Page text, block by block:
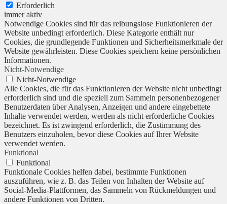
Erforderlich
immer aktiv
Notwendige Cookies sind für das reibungslose Funktionieren der
Website unbedingt erforderlich. Diese Kategorie enthält nur
Cookies, die grundlegende Funktionen und Sicherheitsmerkmale der
Website gewährleisten. Diese Cookies speichern keine persönlichen
Informationen.
Nicht-Notwendige
Nicht-Notwendige
Alle Cookies, die für das Funktionieren der Website nicht unbedingt
erforderlich sind und die speziell zum Sammeln personenbezogener
Benutzerdaten über Analysen, Anzeigen und andere eingebettete
Inhalte verwendet werden, werden als nicht erforderliche Cookies
bezeichnet. Es ist zwingend erforderlich, die Zustimmung des
Benutzers einzuholen, bevor diese Cookies auf Ihrer Website
verwendet werden.
Funktional
Funktional
Funktionale Cookies helfen dabei, bestimmte Funktionen
auszuführen, wie z. B. das Teilen von Inhalten der Website auf
Social-Media-Plattformen, das Sammeln von Rückmeldungen und
andere Funktionen von Dritten.